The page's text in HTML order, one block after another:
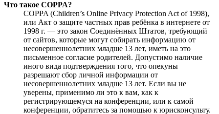
Что такое COPPA?
COPPA (Children’s Online Privacy Protection Act of 1998),
или Акт о защите частных прав ребёнка в интернете от
1998 г. — это закон Соединённых Штатов, требующий
от сайтов, которые могут собирать информацию от
несовершеннолетних младше 13 лет, иметь на это
письменное согласие родителей. Допустимо наличие
иного вида подтверждения того, что опекуны
разрешают сбор личной информации от
несовершеннолетних младше 13 лет. Если вы не
уверены, применимо ли это к вам, как к
регистрирующемуся на конференции, или к самой
конференции, обратитесь за помощью к юрисконсульту.